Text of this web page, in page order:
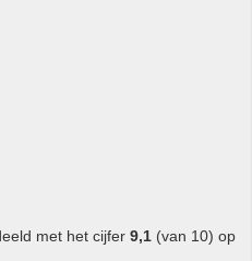
met het cijfer 9,1 (van 10) op